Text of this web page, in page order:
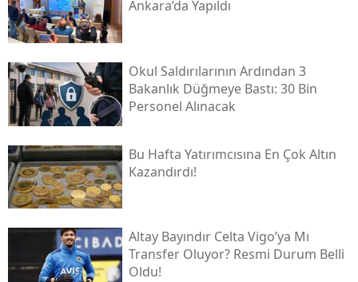
Ankara’da Yapıldı
Okul Saldırılarının Ardından 3
Bakanlık Düğmeye Bastı: 30 Bin
Personel Alınacak
Bu Hafta Yatırımcısına En Çok Altın
Kazandırdı!
Altay Bayındır Celta Vigo’ya Mı
Transfer Oluyor? Resmi Durum Belli
Oldu!